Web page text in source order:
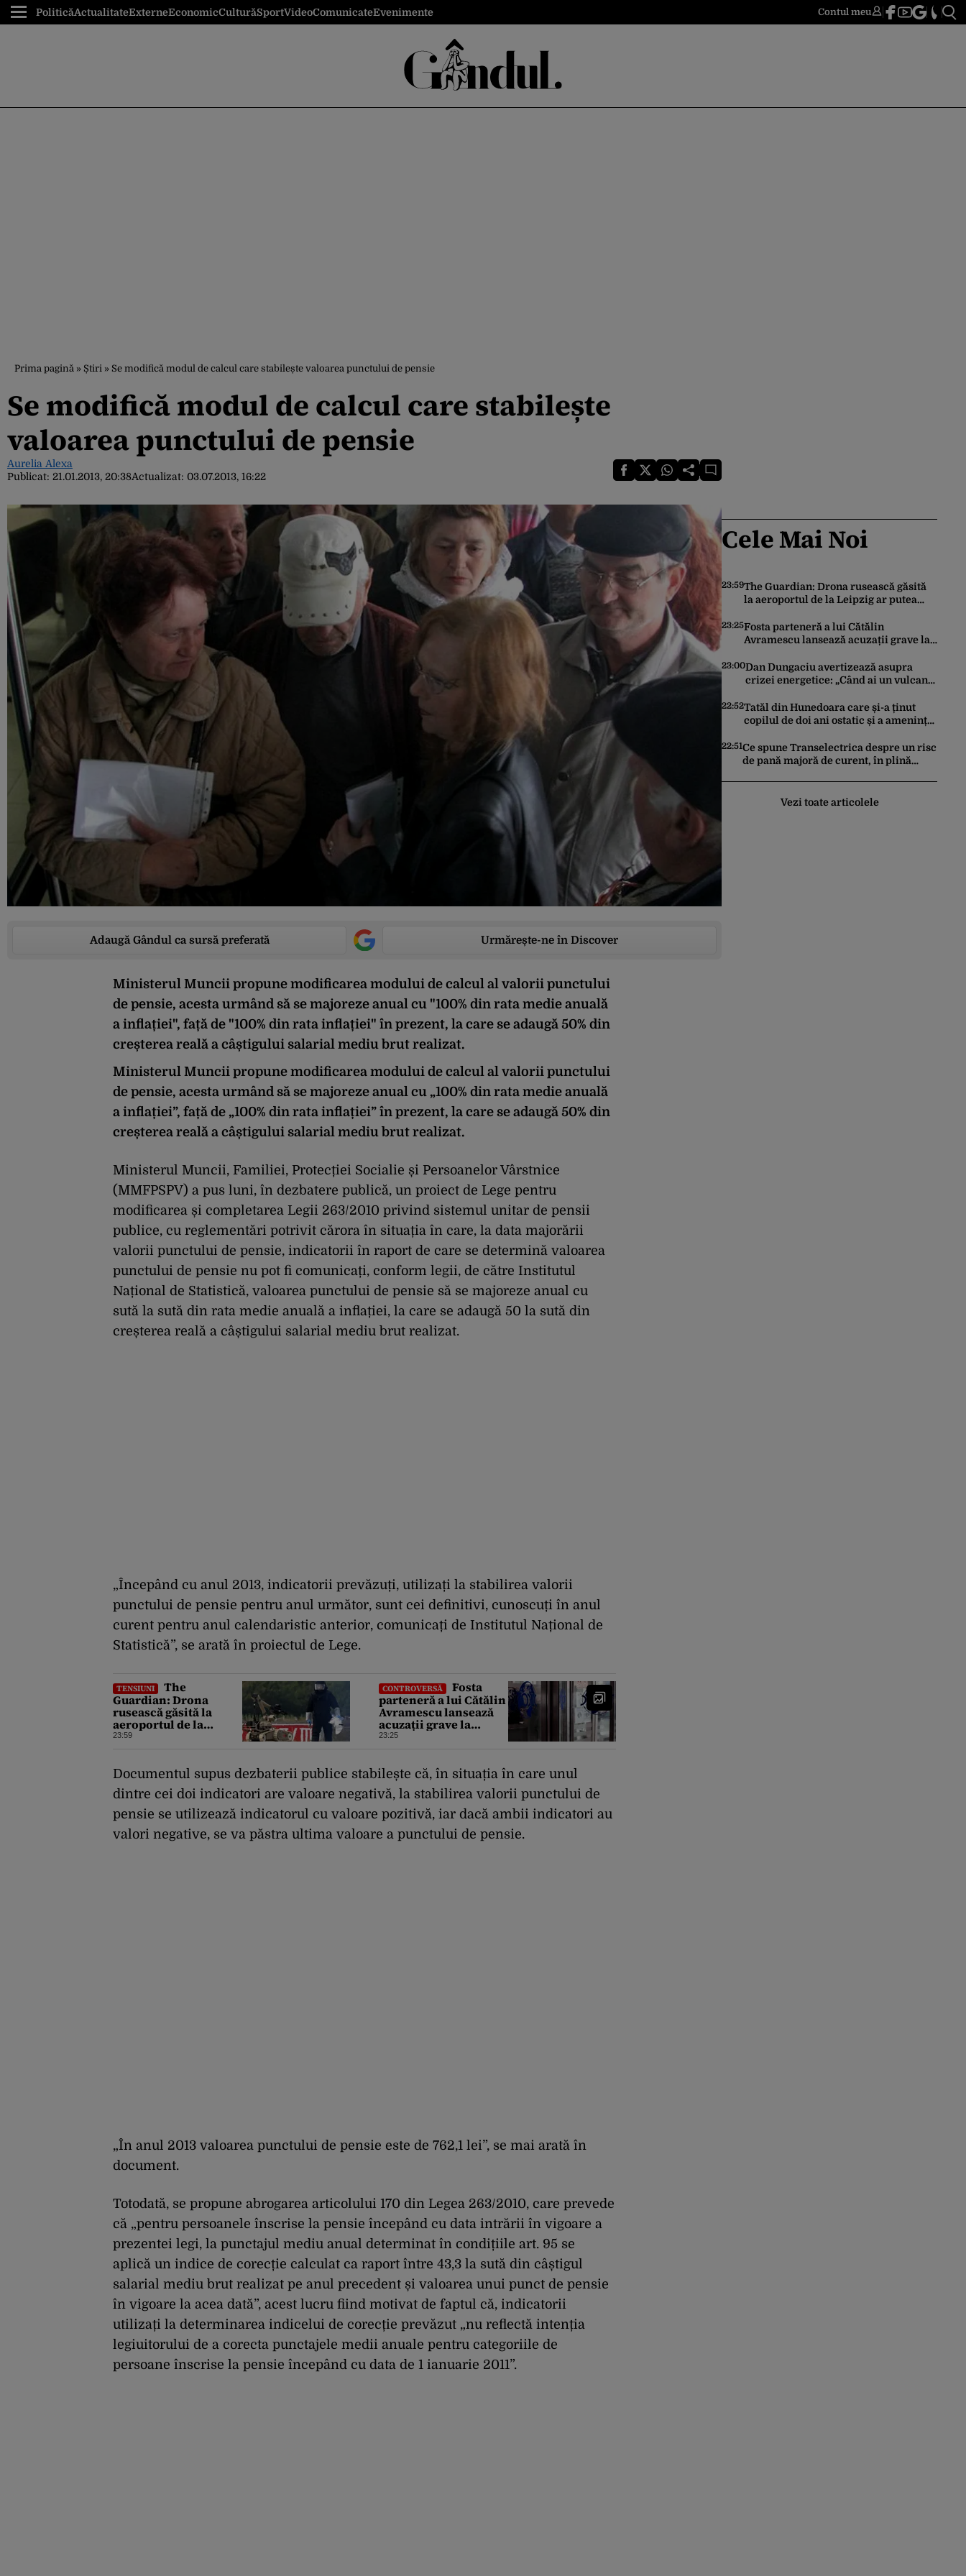
PoliticăActualitateExterneEconomicCulturăSportVideoComunicateEvenimente Contul meu
Prima pagină » Știri » Se modifică modul de calcul care stabilește valoarea punctului de pensie
Se modifică modul de calcul care stabilește
valoarea punctului de pensie
Aurelia Alexa
Publicat: 21.01.2013, 20:38Actualizat: 03.07.2013, 16:22
Adaugă Gândul ca sursă preferată Urmărește-ne în Discover
Ministerul Muncii propune modificarea modului de calcul al valorii punctului
de pensie, acesta urmând să se majoreze anual cu "100% din rata medie anuală
a inflației", față de "100% din rata inflației" în prezent, la care se adaugă 50% din
creșterea reală a câștigului salarial mediu brut realizat.
Ministerul Muncii propune modificarea modului de calcul al valorii punctului
de pensie, acesta urmând să se majoreze anual cu „100% din rata medie anuală
a inflației”, față de „100% din rata inflației” în prezent, la care se adaugă 50% din
creșterea reală a câștigului salarial mediu brut realizat.
Ministerul Muncii, Familiei, Protecției Socialie și Persoanelor Vârstnice
(MMFPSPV) a pus luni, în dezbatere publică, un proiect de Lege pentru
modificarea și completarea Legii 263/2010 privind sistemul unitar de pensii
publice, cu reglementări potrivit cărora în situația în care, la data majorării
valorii punctului de pensie, indicatorii în raport de care se determină valoarea
punctului de pensie nu pot fi comunicați, conform legii, de către Institutul
Național de Statistică, valoarea punctului de pensie să se majoreze anual cu
sută la sută din rata medie anuală a inflației, la care se adaugă 50 la sută din
creșterea reală a câștigului salarial mediu brut realizat.
„Începând cu anul 2013, indicatorii prevăzuți, utilizați la stabilirea valorii
punctului de pensie pentru anul următor, sunt cei definitivi, cunoscuți în anul
curent pentru anul calendaristic anterior, comunicați de Institutul Național de
Statistică”, se arată în proiectul de Lege.
TENSIUNI
The
Guardian: Drona
rusească găsită la
aeroportul de la
Leipzig ar putea
tensiunilor NATO-
Rusia
23:59
CONTROVERSĂ
Fosta
parteneră a lui Cătălin
Avramescu lansează
acuzații grave la
adresa acestuia și
complet dezbrăcat cu
copiii”. Fostul
consilier prezidențial
respinge acuzațiile
23:25
Documentul supus dezbaterii publice stabilește că, în situația în care unul
dintre cei doi indicatori are valoare negativă, la stabilirea valorii punctului de
pensie se utilizează indicatorul cu valoare pozitivă, iar dacă ambii indicatori au
valori negative, se va păstra ultima valoare a punctului de pensie.
„În anul 2013 valoarea punctului de pensie este de 762,1 lei”, se mai arată în
document.
Totodată, se propune abrogarea articolului 170 din Legea 263/2010, care prevede
că „pentru persoanele înscrise la pensie începând cu data intrării în vigoare a
prezentei legi, la punctajul mediu anual determinat în condițiile art. 95 se
aplică un indice de corecție calculat ca raport între 43,3 la sută din câștigul
salarial mediu brut realizat pe anul precedent și valoarea unui punct de pensie
în vigoare la acea dată”, acest lucru fiind motivat de faptul că, indicatorii
utilizați la determinarea indicelui de corecție prevăzut „nu reflectă intenția
legiuitorului de a corecta punctajele medii anuale pentru categoriile de
persoane înscrise la pensie începând cu data de 1 ianuarie 2011”.
Cele Mai Noi
23:59The Guardian: Drona rusească găsită
la aeroportul de la Leipzig ar putea
tensiunilor NATO-Rusia
23:25Fosta parteneră a lui Cătălin
Avramescu lansează acuzații grave la
sesizat DIICOT: „Făcea baie complet
dezbrăcat cu copiii”. Fostul consilier
23:00Dan Dungaciu avertizează asupra
crizei energetice: „Când ai un vulcan
leucoplast”
22:52Tatăl din Hunedoara care și-a ținut
copilul de doi ani ostatic și a amenințat
ore
22:51Ce spune Transelectrica despre un risc
de pană majoră de curent, în plină
Vezi toate articolele